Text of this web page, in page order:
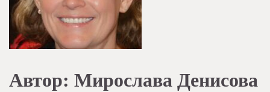
Автор: Мирослава Денисова